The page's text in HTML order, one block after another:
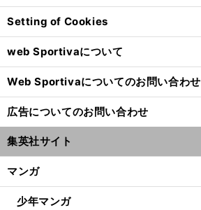
Setting of Cookies
web Sportivaについて
Web Sportivaについてのお問い合わせ
広告についてのお問い合わせ
集英社サイト
マンガ
少年マンガ